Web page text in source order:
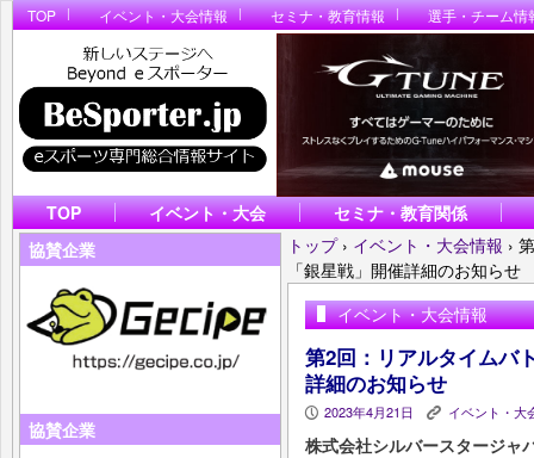
TOP イベント・大会情報 セミナ・教育情報 選手・チーム情
TOP イベント・大会
セミナ・教育関係
協賛企業
協賛企業
トップ › イベント・大会情報 ›
「銀星戦」開催詳細のお知らせ
イベント・大会情報
第2回：リアルタイムバ
詳細のお知らせ
P 2023年4月21日 K イベント・大
株式会社シルバースタージャ